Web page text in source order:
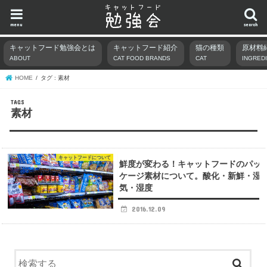
search
menu
キャットフード勉強会とは
ABOUT
キャットフード紹介
CAT FOOD BRANDS
猫の種類
CAT
原材料
HOME タグ : 素材
素材
キャットフードについて
鮮度が変わる！キャットフードのパッ
ケージ素材について。酸化・新鮮・湿
気・湿度
2016.12.09